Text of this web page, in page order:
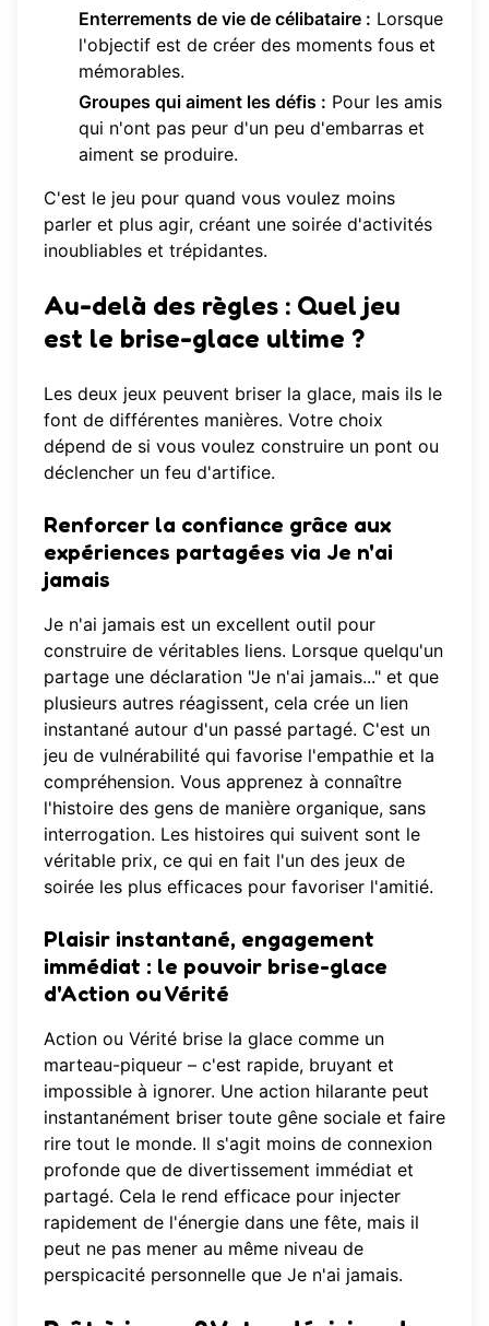
Enterrements de vie de célibataire : Lorsque
l'objectif est de créer des moments fous et
mémorables.
Groupes qui aiment les défis : Pour les amis
qui n'ont pas peur d'un peu d'embarras et
aiment se produire.
C'est le jeu pour quand vous voulez moins
parler et plus agir, créant une soirée d'activités
inoubliables et trépidantes.
Au-delà des règles : Quel jeu
est le brise-glace ultime ?
Les deux jeux peuvent briser la glace, mais ils le
font de différentes manières. Votre choix
dépend de si vous voulez construire un pont ou
déclencher un feu d'artifice.
Renforcer la confiance grâce aux
expériences partagées via Je n'ai
jamais
Je n'ai jamais est un excellent outil pour
construire de véritables liens. Lorsque quelqu'un
partage une déclaration "Je n'ai jamais..." et que
plusieurs autres réagissent, cela crée un lien
instantané autour d'un passé partagé. C'est un
jeu de vulnérabilité qui favorise l'empathie et la
compréhension. Vous apprenez à connaître
l'histoire des gens de manière organique, sans
interrogation. Les histoires qui suivent sont le
véritable prix, ce qui en fait l'un des jeux de
soirée les plus efficaces pour favoriser l'amitié.
Plaisir instantané, engagement
immédiat : le pouvoir brise-glace
d'Action ou Vérité
Action ou Vérité brise la glace comme un
marteau-piqueur – c'est rapide, bruyant et
impossible à ignorer. Une action hilarante peut
instantanément briser toute gêne sociale et faire
rire tout le monde. Il s'agit moins de connexion
profonde que de divertissement immédiat et
partagé. Cela le rend efficace pour injecter
rapidement de l'énergie dans une fête, mais il
peut ne pas mener au même niveau de
perspicacité personnelle que Je n'ai jamais.